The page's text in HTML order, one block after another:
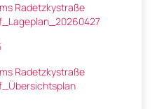
Radetzkystraße
Radetzkystraße